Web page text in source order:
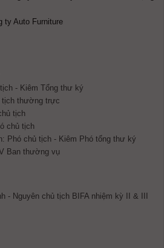
ty Auto Furniture
- Kiêm Tổng thư ký
tịch thường trực
tịch
chủ tịch
Phó chủ tịch - Kiêm Phó tổng thư ký
Ban thường vụ
- Nguyên chủ tịch BIFA nhiệm kỳ II & III